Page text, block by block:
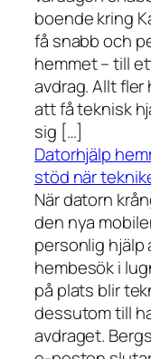
boende kring
få snabb och
hemmet – till
avdrag. Allt fler
att få teknisk
sig […]
Datorhjälp
stöd när
När datorn
den nya
personlig hjälp
hembesök i
på plats blir
dessutom till
avdraget.